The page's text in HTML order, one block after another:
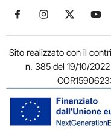
Seguici su Facebook
Seguici su
Seguici
Sito realizzato con il
n. 385 del 19/10/